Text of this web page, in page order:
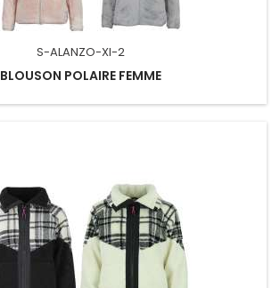
S-ALANZO-XI-2
BLOUSON POLAIRE FEMME